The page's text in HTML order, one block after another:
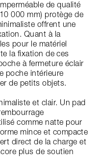
de qualité
000 mm) protège de
offrent une
Quant à la
pour le matériel
la fixation de ces
à fermeture éclair
poche intérieure
de petits objets.
et clair. Un pad
comme natte pour
mince et compacte
direct de la charge et
plus de soutien